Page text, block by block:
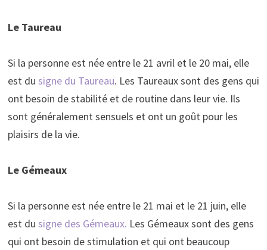
Le Taureau
Si la personne est née entre le 21 avril et le 20 mai, elle
est du signe du Taureau. Les Taureaux sont des gens qui
ont besoin de stabilité et de routine dans leur vie. Ils
sont généralement sensuels et ont un goût pour les
plaisirs de la vie.
Le Gémeaux
Si la personne est née entre le 21 mai et le 21 juin, elle
est du signe des Gémeaux. Les Gémeaux sont des gens
qui ont besoin de stimulation et qui ont beaucoup